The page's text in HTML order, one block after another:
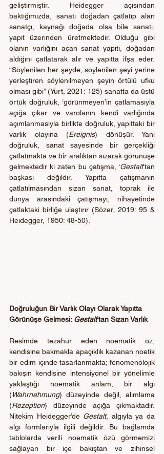
geliştirmiştir. Heidegger açısından
baktığımızda, sanatı doğadan çatlatıp alan
sanatçı, kaynağı doğada olsa bile sanatı,
yapıt üzerinden üretmektedir. Olduğu gibi
olanın varlığını açan sanat yapıtı, doğadan
aldığını çatlatarak alır ve yapıtta ifşa eder.
“Söylenilen her şeyde, söylenilen şeyi yerine
yerleştiren söylenilmeyen şeyin örtülü ufku
olması gibi” (Yurt, 2021: 125) sanatta da üstü
örtük doğruluk, ‘görünmeyen’in çatlamasıyla
açığa çıkar ve varolanın kendi varlığında
açımlanmasıyla birlikte doğruluk, yapıttaki bir
varlık olayına (Ereignis) dönüşür. Yani
doğruluk, sanat sayesinde bir gerçekliği
çatlatmakta ve bir aralıktan sızarak görünüşe
gelmektedir ki zaten bu çatışma, ‘Gestalt’tan
başkası değildir. Yapıtta çatışmanın
çatlatılmasından sızan sanat, toprak ile
dünya arasındaki çatışmayı, nihayetinde
çatlaktaki birliğe ulaştırır (Sözer, 2019: 95 &
Heidegger, 1950: 48-50).
Doğruluğun Bir Varlık Olayı Olarak Yapıtta
Görünüşe Gelmesi: Gestalt’tan Sızan Varlık
Resimde tezahür eden noematik öz,
kendisine bakmakla apaçıklık kazanan noetik
bir edim içinde tasarlanmakta; fenomenolojik
bakışın kendisine intensiyonel bir yönelimle
yaklaştığı noematik anlam, bir algı
(Wahrnehmung) düzeyinde değil, alımlama
(Rezeption) düzeyinde açığa çıkmaktadır.
Nitekim Heidegger’de Gestalt, algıyla ya da
algı formlarıyla ilgili değildir. Bu bağlamda
tablolarda verili noematik özü görmemizi
sağlayan bir içe bakıştan ve zihinsel